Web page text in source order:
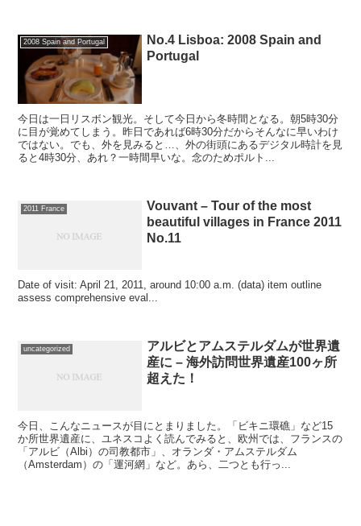
2008 Spain and Portugal
No.4 Lisboa: 2008 Spain and
Portugal
今日は一日リスボン観光。そして今日から冬時間となる。朝5時30分
に目が覚めてしまう。昨日であれば6時30分だからそんなに早いわけ
ではない。でも、外を見みると…、外の街頭にあるデジタル時計を見
ると4時30分、あれ？一時間早いな。念のためポルト...
2011 France
Vouvant – Tour of the most
beautiful villages in France 2011
No.11
Date of visit: April 21, 2011, around 10:00 a.m. (data) item outline
assess comprehensive eval...
uncategorized
アルビとアムステルダムが世界遺
産に – 海外訪問世界遺産100ヶ所
超えた！
今日、こんなニュースが目にとまりました。「ビキニ環礁」など15
か所世界遺産に、ユネスコよく読んでみると、欧州では、フランスの
「アルビ（Albi）の司教都市」、オランダ・アムステルダム
（Amsterdam）の「運河網」など。あら、二つとも行っ...